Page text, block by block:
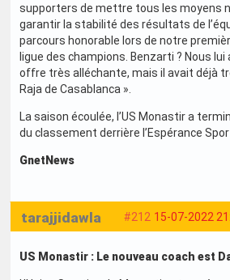
supporters de mettre tous les moyens
garantir la stabilité des résultats de
parcours honorable lors de notre
ligue des champions. Benzarti ? Nous
offre très alléchante, mais il avait déjà
Raja de Casablanca ».
La saison écoulée, l’US Monastir a
du classement derrière l’Espérance
GnetNews
#212 15-07-2022
tarajjidawla
US Monastir : Le nouveau coach est